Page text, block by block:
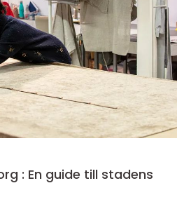
: En guide till stadens